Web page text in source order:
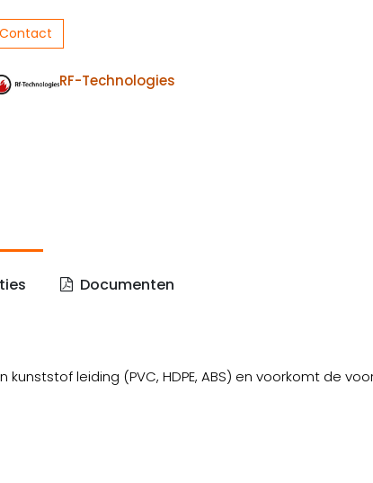
Contact
RF-Technologies
Documenten
leiding (PVC, HDPE, ABS) en voorkomt de